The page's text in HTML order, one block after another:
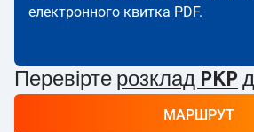
електронного квитка PDF.
Перевірте розклад PKP
МАРШРУТ